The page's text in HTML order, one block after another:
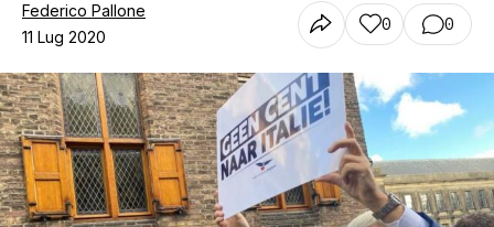
Contatti
Federico Pallone
11 Lug 2020
0 0